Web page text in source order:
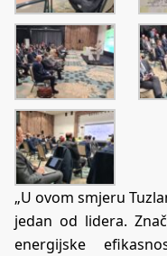
„U ovom smjeru
jedan od lidera.
energijske